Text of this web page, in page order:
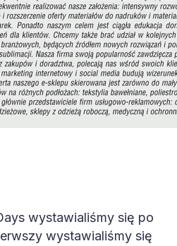
wystawialiśmy się po
wystawialiśmy się